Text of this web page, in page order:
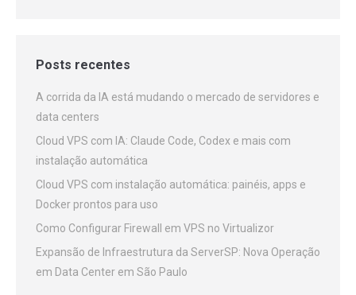
Posts recentes
A corrida da IA está mudando o mercado de servidores e
data centers
Cloud VPS com IA: Claude Code, Codex e mais com
instalação automática
Cloud VPS com instalação automática: painéis, apps e
Docker prontos para uso
Como Configurar Firewall em VPS no Virtualizor
Expansão de Infraestrutura da ServerSP: Nova Operação
em Data Center em São Paulo